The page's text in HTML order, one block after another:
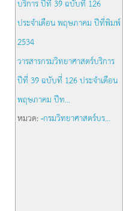
วารสารกรมวิทยาศาสตร์บริการ
ปีที่ 39 ฉบับที่ 126 ประจำเดือน
พฤษภาคม ปีท...
หมวด:-กรมวิทยาศาสตร์บร...